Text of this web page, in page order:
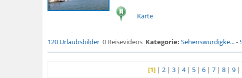
Karte
120 Urlaubsbilder 0 Reisevideos Kategorie: Sehenswürdigke...-
[1] |2 |3 |4| 5 |6 |7 |8 |9 |